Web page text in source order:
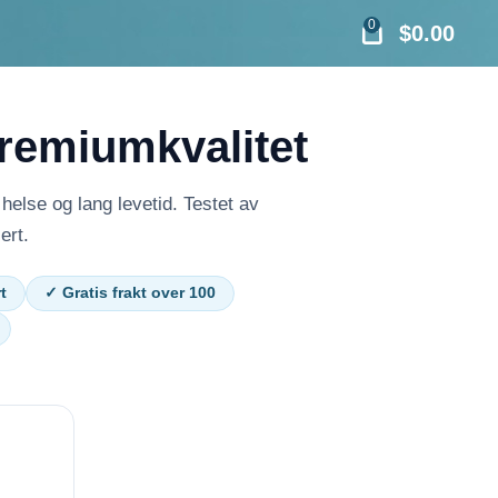
0 $0.00
og lang levetid. Testet av
✓ Gratis frakt over 100